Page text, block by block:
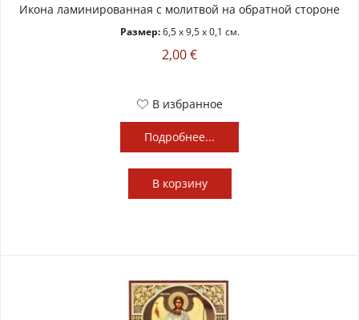
Икона ламинированная с молитвой на обратной стороне
Размер:6,5 x 9,5 x 0,1 см.
2,00 €
В избранное
Подробнее...
В корзину